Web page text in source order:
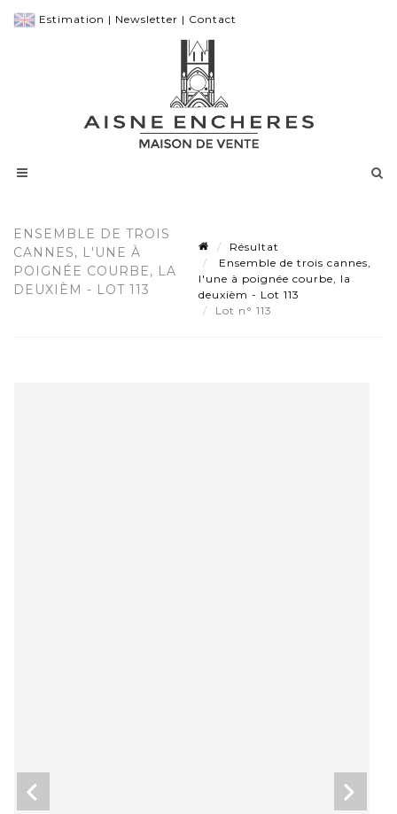
Estimation | Newsletter | Contact
ENSEMBLE DE TROIS
CANNES, L'UNE À
POIGNÉE COURBE, LA
DEUXIÈM - LOT 113
Résultat
Ensemble de trois cannes,
l'une à poignée courbe, la
deuxièm - Lot 113
Lot n° 113